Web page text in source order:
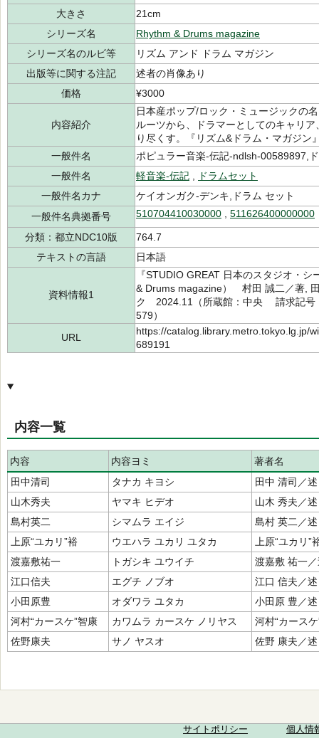
大きさ
21cm
シリーズ名
Rhythm & Drums magazine
シリーズ名のルビ等
リズム アンド ドラム マガジン
出版等に関する注記
述者の肖像あり
価格
¥3000
内容紹介
日本産ポップ/ロック・ミュージックの
ルーツから、ドラマーとしてのキャリ
り尽くす。『リズム&ドラム・マガジン
一般件名
ポピュラー音楽-伝記-ndlsh-00589897,
一般件名
軽音楽-伝記
ドラムセット
一般件名カナ
ケイオンガク-デンキ,ドラム セット
一般件名典拠番号
510704410030000 511626400000000
分類：都立NDC10版
764.7
テキストの言語
日本語
資料情報1
『STUDIO GREAT 日本のスタジオ・
& Drums magazine） 村田 誠二／著,
ク 2024.11（所蔵館：中央 請求記号
579）
URL
https://catalog.library.metro.tokyo.lg.jp/
689191
内容一覧
内容 内容ヨミ
著者名
田中清司
タナカ キヨシ
田中 清司／述
山木秀夫
ヤマキ ヒデオ
山木 秀夫／述
島村英二
シマムラ エイジ
島村 英二／述
上原“ユカリ”裕
ウエハラ ユカリ ユタカ
上原“ユカリ”
渡嘉敷祐一
トガシキ ユウイチ
渡嘉敷 祐一
江口信夫
エグチ ノブオ
江口 信夫／述
小田原豊
オダワラ ユタカ
小田原 豊／述
河村“カースケ”智康
カワムラ カースケ ノリヤス
河村“カース
佐野康夫
サノ ヤスオ 佐野 康夫／述
サイトポリシー 個人情